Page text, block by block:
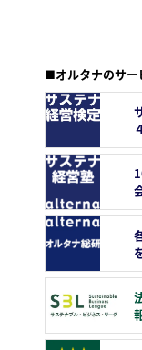
■オルタナのサー